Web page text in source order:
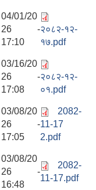
04/01/20
26 -
17:10
२०८२-१२-
१७.pdf
03/16/20
26 -
17:08
२०८२-१२-
०१.pdf
03/08/20
26 -
17:05
2082-
11-17
2.pdf
03/08/20
26 -
16:48
2082-
11-17.pdf